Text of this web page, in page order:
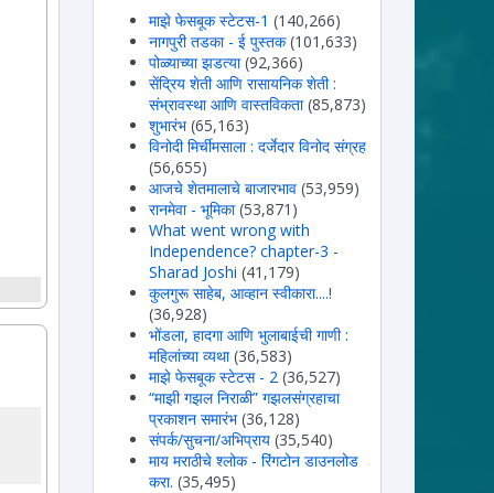
माझे फेसबूक स्टेटस-1 (140,266)
नागपुरी तडका - ई पुस्तक (101,633)
पोळ्याच्या झडत्या (92,366)
सेंद्रिय शेती आणि रासायनिक शेती :
संभ्रावस्था आणि वास्तविकता (85,873)
शुभारंभ (65,163)
विनोदी मिर्चीमसाला : दर्जेदार विनोद संग्रह
(56,655)
आजचे शेतमालाचे बाजारभाव (53,959)
रानमेवा - भूमिका (53,871)
What went wrong with
Independence? chapter-3 -
Sharad Joshi (41,179)
कुलगुरू साहेब, आव्हान स्वीकारा....!
(36,928)
भोंडला, हादगा आणि भुलाबाईची गाणी :
महिलांच्या व्यथा (36,583)
माझे फेसबूक स्टेटस - 2 (36,527)
“माझी गझल निराळी” गझलसंग्रहाचा
प्रकाशन समारंभ (36,128)
संपर्क/सुचना/अभिप्राय (35,540)
माय मराठीचे श्लोक - रिंगटोन डाउनलोड
करा. (35,495)